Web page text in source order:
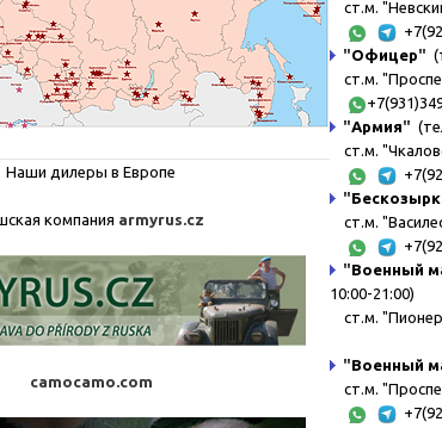
ст.м.
"Офицер"
ст.м.
"Армия"
ст.м.
"
ст.м.
"Военный
10:00-21:00)
ст.м.
"Военный
ст.м.
Наши дилеры в Европе
компания armyrus.cz
camocamo.com